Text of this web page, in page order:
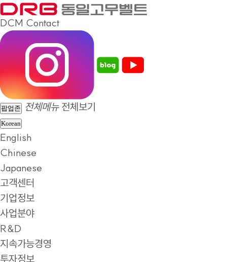
DCM Contact
팝업존 전체메뉴 전체보기
Korean
English
Chinese
Japanese
고객센터
기업정보
사업분야
R&D
지속가능경영
투자정보